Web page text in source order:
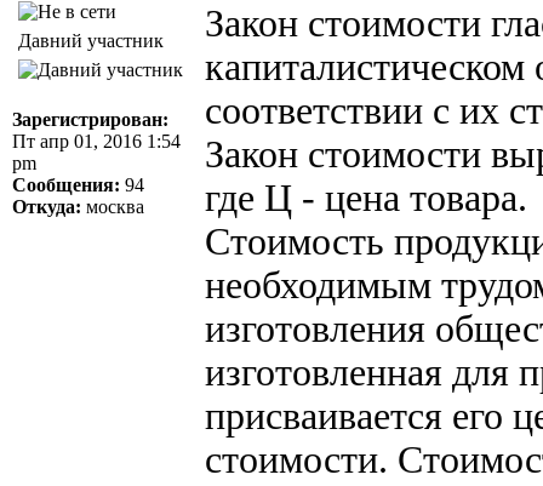
Давний участник
Зарегистрирован:
Пт апр 01, 2016 1:54
pm
Сообщения: 94
Откуда: москва
Закон стоимости
капиталистическом
соответствии с их
Закон стоимости
где Ц - цена товара.
Стоимость
необходимым
изготовления
изготовленная для
присваивается его
стоимости.